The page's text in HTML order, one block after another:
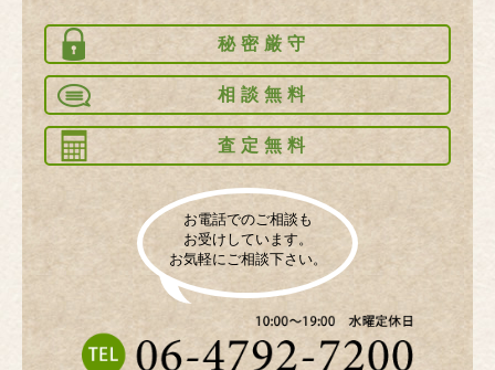
秘密厳守
相談無料
査定無料
お電話でのご相談も
お受けしています。
お気軽にご相談下さい。